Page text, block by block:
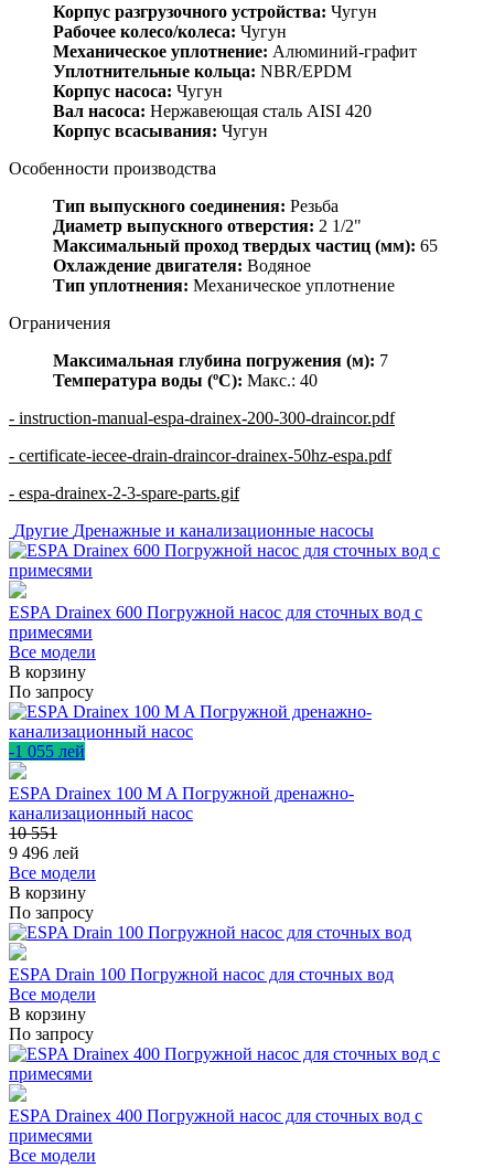
Корпус разгрузочного устройства: Чугун
Рабочее колесо/колеса: Чугун
Механическое уплотнение: Алюминий-графит
Уплотнительные кольца: NBR/EPDM
Корпус насоса: Чугун
Вал насоса: Нержавеющая сталь AISI 420
Корпус всасывания: Чугун
Особенности производства
Тип выпускного соединения: Резьба
Диаметр выпускного отверстия: 2 1/2"
Максимальный проход твердых частиц (мм): 65
Охлаждение двигателя: Водяное
Тип уплотнения: Механическое уплотнение
Ограничения
Максимальная глубина погружения (м): 7
Температура воды (ºC): Макс.: 40
- instruction-manual-espa-drainex-200-300-draincor.pdf
- certificate-iecee-drain-draincor-drainex-50hz-espa.pdf
- espa-drainex-2-3-spare-parts.gif
Другие Дренажные и канализационные насосы
ESPA Drainex 600 Погружной насос для сточных вод с
примесями
Все модели
В корзину
По запросу
-1 055 лей
ESPA Drainex 100 M A Погружной дренажно-
канализационный насос
10 551
9 496 лей
Все модели
В корзину
По запросу
ESPA Drain 100 Погружной насос для сточных вод
Все модели
В корзину
По запросу
ESPA Drainex 400 Погружной насос для сточных вод с
примесями
Все модели